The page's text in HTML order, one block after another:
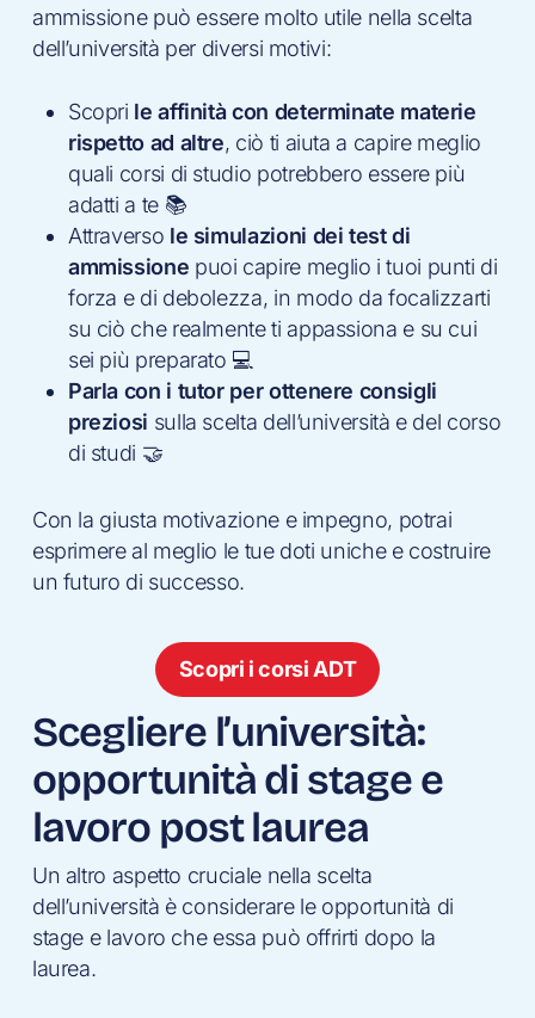
ammissione può essere molto utile nella scelta
dell’università per diversi motivi:
Scopri le affinità con determinate materie
rispetto ad altre, ciò ti aiuta a capire meglio
quali corsi di studio potrebbero essere più
adatti a te 📚
Attraverso le simulazioni dei test di
ammissione puoi capire meglio i tuoi punti di
forza e di debolezza, in modo da focalizzarti
su ciò che realmente ti appassiona e su cui
sei più preparato 💻
Parla con i tutor per ottenere consigli
preziosi sulla scelta dell’università e del corso
di studi 🤝
Con la giusta motivazione e impegno, potrai
esprimere al meglio le tue doti uniche e costruire
un futuro di successo.
Scopri i corsi ADT
Scegliere l’università:
opportunità di stage e
lavoro post laurea
Un altro aspetto cruciale nella scelta
dell’università è considerare le opportunità di
stage e lavoro che essa può offrirti dopo la
laurea.